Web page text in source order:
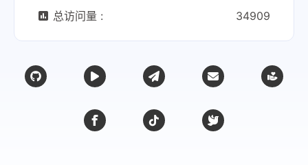
总访问量 :
34909